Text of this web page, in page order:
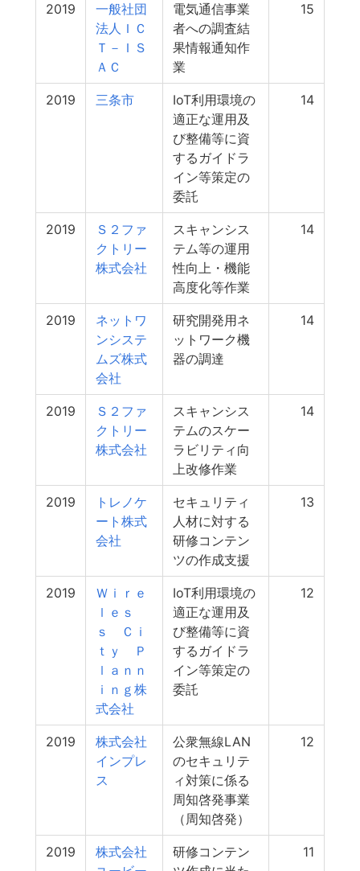
2019
一般社団
法人ＩＣ
Ｔ－ＩＳ
ＡＣ
電気通信事業
者への調査結
果情報通知作
業
15
2019 三条市
IoT利用環境の
適正な運用及
び整備等に資
するガイドラ
イン等策定の
委託
14
2019
Ｓ２ファ
クトリー
株式会社
スキャンシス
テム等の運用
性向上・機能
高度化等作業
14
2019
ネットワ
ンシステ
ムズ株式
会社
研究開発用ネ
ットワーク機
器の調達
14
2019
Ｓ２ファ
クトリー
株式会社
スキャンシス
テムのスケー
ラビリティ向
上改修作業
14
2019
トレノケ
ート株式
会社
セキュリティ
人材に対する
研修コンテン
ツの作成支援
13
2019
Ｗｉｒｅ
ｌｅｓ
ｓ Ｃｉ
ｔｙ Ｐ
ｌａｎｎ
ｉｎｇ株
式会社
IoT利用環境の
適正な運用及
び整備等に資
するガイドラ
イン等策定の
委託
12
2019
株式会社
インプレ
ス
公衆無線LAN
のセキュリテ
ィ対策に係る
周知啓発事業
（周知啓発）
12
2019
株式会社
研修コンテン
11